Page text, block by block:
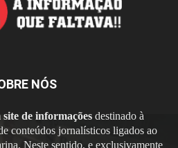
NÓS
de informaçõesdestinado à
conteúdos jornalísticos ligados ao
Neste sentido, e exclusivamente